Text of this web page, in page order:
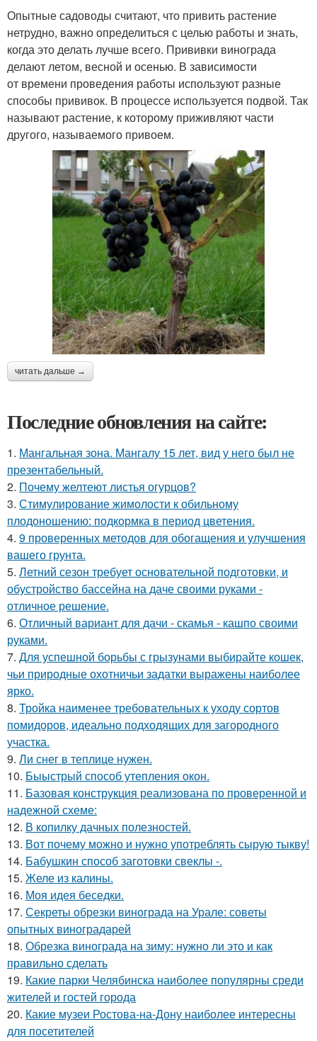
Опытные садоводы считают, что привить растение
нетрудно, важно определиться с целью работы и знать,
когда это делать лучше всего. Прививки винограда
делают летом, весной и осенью. В зависимости
от времени проведения работы используют разные
способы прививок. В процессе используется подвой. Так
называют растение, к которому приживляют части
другого, называемого привоем.
читать дальше →
Последние обновления на сайте:
1. Мангальная зона. Мангалу 15 лет, вид у него был не
презентабельный.
2. Почему желтеют листья огурцов?
3. Стимулирование жимолости к обильному
плодоношению: подкормка в период цветения.
4. 9 проверенных методов для обогащения и улучшения
вашего грунта.
5. Летний сезон требует основательной подготовки, и
обустройство бассейна на даче своими руками -
отличное решение.
6. Отличный вариант для дачи - скамья - кашпо своими
руками.
7. Для успешной борьбы с грызунами выбирайте кошек,
чьи природные охотничьи задатки выражены наиболее
ярко.
8. Тройка наименее требовательных к уходу сортов
помидоров, идеально подходящих для загородного
участка.
9. Ли снег в теплице нужен.
10. Быыстрый способ утепления окон.
11. Базовая конструкция реализована по проверенной и
надежной схеме:
12. В копилку дачных полезностей.
13. Вот почему можно и нужно употреблять сырую тыкву!
14. Бабушкин способ заготовки свеклы -.
15. Желе из калины.
16. Моя идея беседки.
17. Секреты обрезки винограда на Урале: советы
опытных виноградарей
18. Обрезка винограда на зиму: нужно ли это и как
правильно сделать
19. Какие парки Челябинска наиболее популярны среди
жителей и гостей города
20. Какие музеи Ростова-на-Дону наиболее интересны
для посетителей